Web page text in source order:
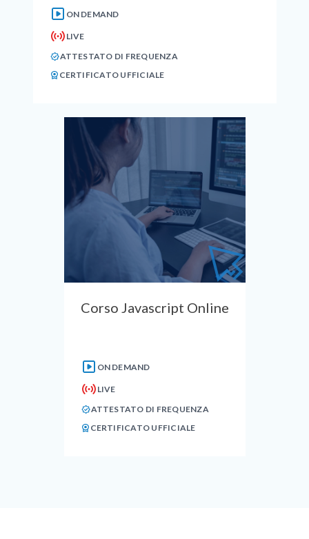
ON DEMAND
LIVE
ATTESTATO DI FREQUENZA
CERTIFICATO UFFICIALE
Corso Javascript Online
ON DEMAND
LIVE
ATTESTATO DI FREQUENZA
CERTIFICATO UFFICIALE